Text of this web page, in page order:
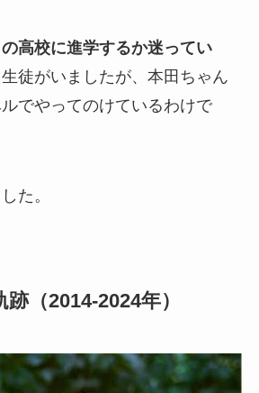
の高校に進学するか迷ってい
徒がいましたが、本田ちゃん
でやってのけているわけで
た。
（2014-2024年）